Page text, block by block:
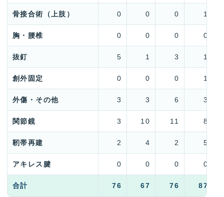
骨接合術（上肢） 0 0 0 1
胸・腰椎 0 0 0 0
抜釘 5 1 3 1
創外固定 0 0 0 1
外傷・その他 3 3 6 3
関節鏡 3 10 11 8
靭帯再建 2 4 2 5
アキレス腱 0 0 0 0
合計 76 67 76 87